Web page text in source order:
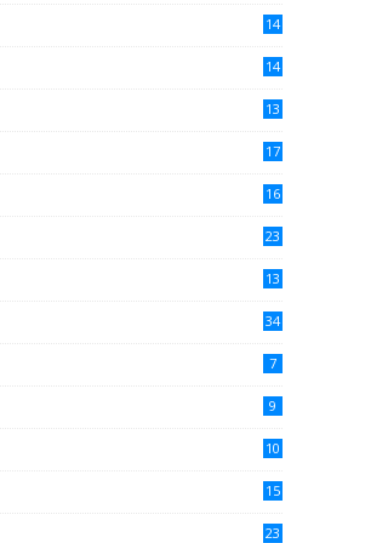
14
14
13
17
16
23
13
34
7
9
10
15
23